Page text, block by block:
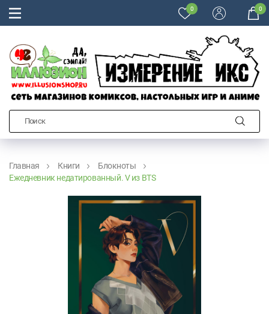
0 0
Главная Книги
Блокноты
Ежедневник недатированный. V из BTS